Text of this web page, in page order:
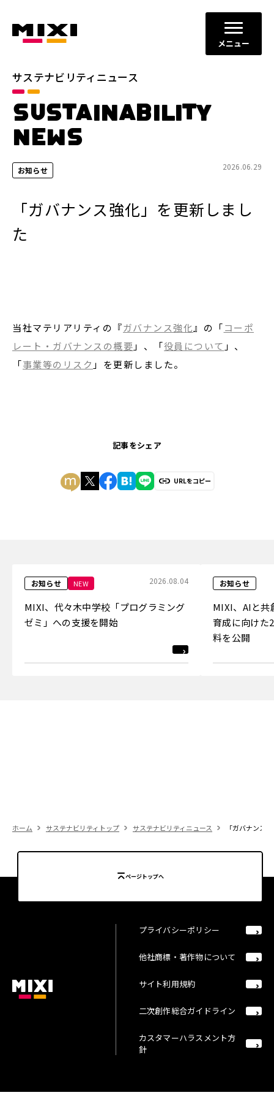
メニュー
サステナビリティニュース
SUSTAINABILITY
NEWS
お知らせ 2026.06.29
「ガバナンス強化」を更新しまし
た
当社マテリアリティの『ガバナンス強化 』の「コーポ
レート・ガバナンスの概要 」、「役員について 」、
「事業等のリスク 」を更新しました。
記事をシェア
URLをコピー
お知らせ NEW 2026.08.04
MIXI、代々木中学校「プログラミング
ゼミ」への支援を開始
お知らせ
MIXI、AIと共
育成に向けた
料を公開
ホーム サステナビリティトップ サステナビリティニュース 「ガバナンス
カテゴリ
すべて お知らせ
プレスリリース
年別
ページトップへ
プライバシーポリシー
他社商標・著作物について
サイト利用規約
二次創作総合ガイドライン
カスタマーハラスメント方
針